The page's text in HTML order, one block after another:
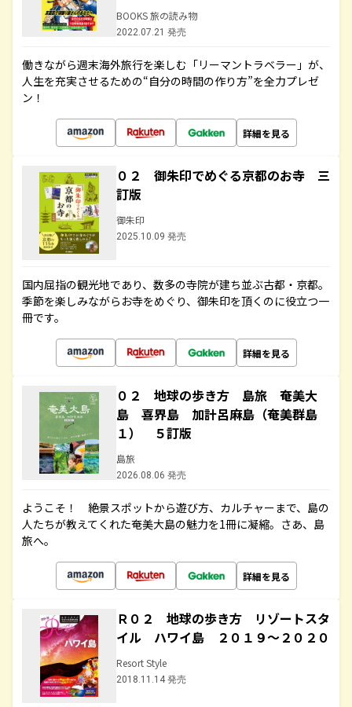
BOOKS 旅の読み物
2022.07.21 発売
働きながら週末海外旅行を楽しむ「リーマントラベラー」が、
人生を充実させるための“自分の時間の作り方”を全力プレゼ
ン！
詳細を見る
０２ 御朱印でめぐる京都のお寺 三
訂版
御朱印
2025.10.09 発売
国内屈指の観光地であり、数多の寺院が建ち並ぶ古都・京都。
季節を楽しみながらお寺をめぐり、御朱印を頂くのに役立つ一
冊です。
詳細を見る
０２ 地球の歩き方 島旅 奄美大
島 喜界島 加計呂麻島（奄美群島
１） ５訂版
島旅
2026.08.06 発売
ようこそ！ 絶景スポットから遊び方、カルチャーまで、島の
人たちが教えてくれた奄美大島の魅力を1冊に凝縮。さあ、島
旅へ。
詳細を見る
Ｒ０２ 地球の歩き方 リゾートスタ
イル ハワイ島 ２０１９～２０２０
Resort Style
2018.11.14 発売